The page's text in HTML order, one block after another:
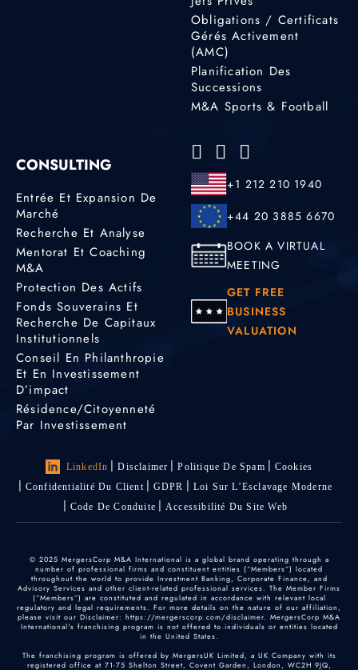
Obligations / Certificats
Gérés Activement
(AMC)
Planification Des
Successions
M&A Sports & Football
CONSULTING
Entrée Et Expansion De
Marché
Recherche Et Analyse
Mentorat Et Coaching
M&A
Protection Des Actifs
Fonds Souverains Et
Recherche De Capitaux
Institutionnels
Conseil En Philanthropie
Et En Investissement
D’impact
Résidence/citoyenneté
Par Investissement
+1 212 210 1940
+44 20 3885 6670
BOOK A VIRTUAL
MEETING
GET FREE
BUSINESS
VALUATION
LinkedIn Disclaimer Politique De Spam
Cookies
Confidentialité Du Client
GDPR
Loi Sur L’Esclavage Moderne
Code De Conduite
Accessibilité Du Site Web
© 2025 MergersCorp M&A International is a global brand operating through a
number of professional firms and constituent entities (“Members”) located
throughout the world to provide Investment Banking, Corporate Finance, and
Advisory Services and other client-related professional services. The Member Firms
(“Members”) are constituted and regulated in accordance with relevant local
regulatory and legal requirements. For more details on the nature of our affiliation,
please visit our Disclaimer: https://mergerscorp.com/disclaimer. MergersCorp M&A
International's franchising program is not offered to individuals or entities located
in the United States.
The franchising program is offered by MergersUK Limited, a UK Company with its
registered office at 71-75 Shelton Street, Covent Garden, London, WC2H 9JQ,